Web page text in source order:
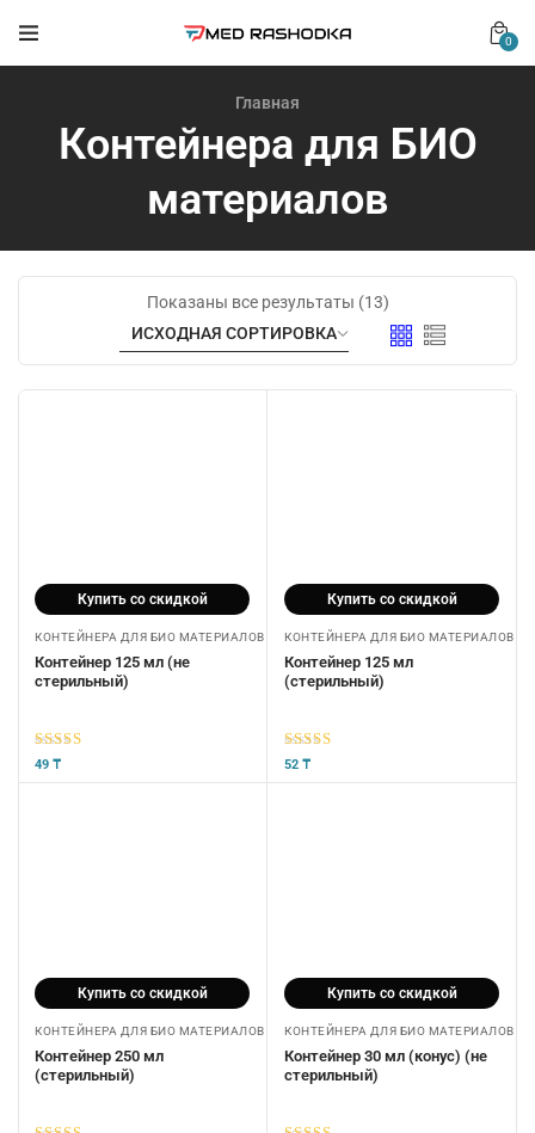
0
Главная
Контейнера для БИО
материалов
Показаны все результаты (13)
Купить со скидкой
КОНТЕЙНЕРА ДЛЯ БИО МАТЕРИАЛОВ
Контейнер 125 мл (не
стерильный)
5из 5
49 ₸
Купить со скидкой
КОНТЕЙНЕРА ДЛЯ БИО МАТЕРИАЛОВ
Контейнер 125 мл
(стерильный)
5из 5
52 ₸
Купить со скидкой
КОНТЕЙНЕРА ДЛЯ БИО МАТЕРИАЛОВ
Контейнер 250 мл
(стерильный)
Купить со скидкой
КОНТЕЙНЕРА ДЛЯ БИО МАТЕРИАЛОВ
Контейнер 30 мл (конус) (не
стерильный)